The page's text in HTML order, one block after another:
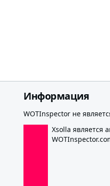
Информация
WOTInspector не
Xsolla является